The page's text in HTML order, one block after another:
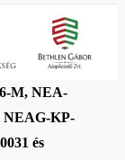
M, NEA-
NEAG-KP-
és